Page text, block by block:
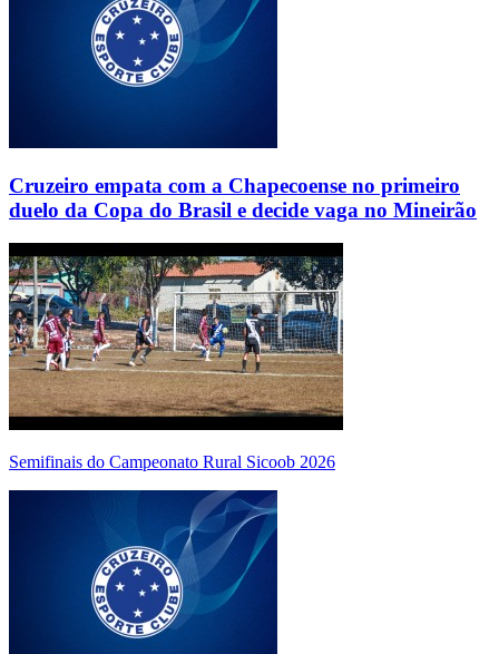
Cruzeiro empata com a Chapecoense no primeiro
duelo da Copa do Brasil e decide vaga no Mineirão
Semifinais do Campeonato Rural Sicoob 2026